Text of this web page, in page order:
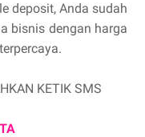
deposit, Anda sudah
bisnis dengan harga
KETIK SMS